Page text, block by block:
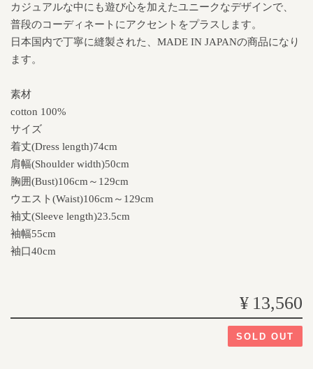
カジュアルな中にも遊び心を加えたユニークなデザインで、
普段のコーディネートにアクセントをプラスします。
日本国内で丁寧に縫製された、MADE IN JAPANの商品になり
ます。
素材
cotton 100%
サイズ
着丈(Dress length)74cm
肩幅(Shoulder width)50cm
胸囲(Bust)106cm～129cm
ウエスト(Waist)106cm～129cm
袖丈(Sleeve length)23.5cm
袖幅55cm
袖口40cm
¥13,560
SOLD OUT